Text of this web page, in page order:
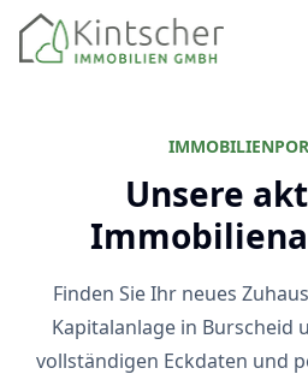
Kintscher Immobilien Startseite
Unsere
Finden Sie Ihr neues
Kapitalanlage in Burscheid
vollständigen Eckdaten und